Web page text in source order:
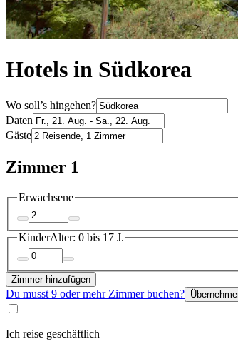
Hotels in Südkorea
Wo soll’s hingehen?
Daten
Gäste
Zimmer 1
Erwachsene
KinderAlter: 0 bis 17 J.
Zimmer hinzufügen
Du musst 9 oder mehr Zimmer buchen?
Ich reise geschäftlich